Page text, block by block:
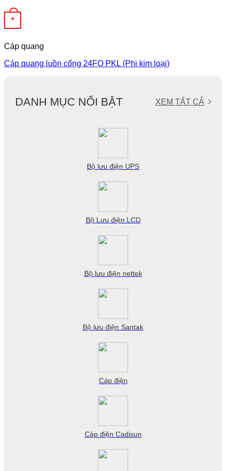
+
Cáp quang
Cáp quang luồn cống 24FO PKL (Phi kim loại)
DANH MỤC NỔI BẬT XEM TẤT CẢ
Bộ lưu điện UPS
Bộ Lưu điện LCD
Bộ lưu điện nettek
Bộ lưu điện Santak
Cáp điện
Cáp điện Cadisun